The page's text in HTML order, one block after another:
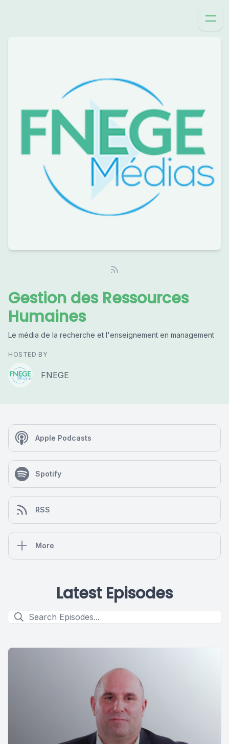
Gestion des Ressources
Humaines
Le média de la recherche et l'enseignement en management
HOSTED BY
FNEGE
Apple Podcasts
Spotify
RSS
More
Latest Episodes